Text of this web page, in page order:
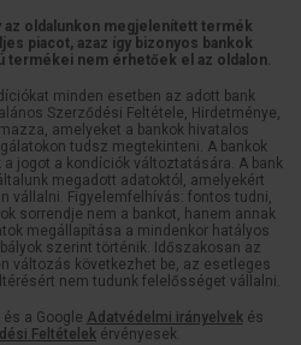
az oldalunkon megjelenített termék
piacot, azaz így bizonyos bankok
termékei nem érhetőek el az oldalon.
minden esetben az adott bank
Szerződési Feltétele, Hirdetménye,
amelyeket a bankok hivatalos
tudsz megtekinteni. A bankok
jogot a kondíciók változtatására. A bank
megadott adatoktól, amelyekért
vállalni. Figyelemfelhívás: fontos tudni,
sorrendje nem a bankot, hanem annak
megállapítása a mindenkor hatályos
szerint történik. Időszakosan az
változás következhet be, az esetleges
nem tudunk felelősséget vállalni.
a Google Adatvédelmi irányelvekés
Feltételek érvényesek.